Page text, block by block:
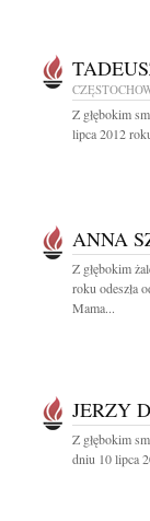
Z głębokim
lipca 2012
ANNA
Z głębokim
roku odeszła
Mama...
JERZY
Z głębokim
dniu 10 lipca